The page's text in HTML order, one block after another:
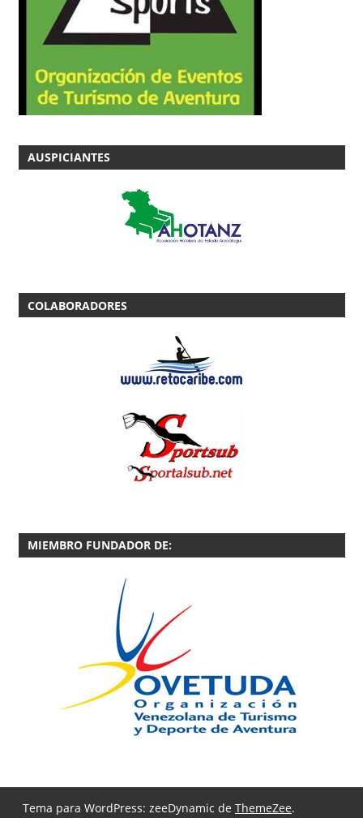
AUSPICIANTES
COLABORADORES
MIEMBRO FUNDADOR DE:
Tema para WordPress: zeeDynamic de ThemeZee.